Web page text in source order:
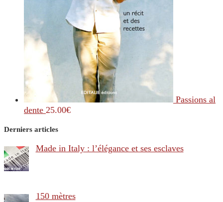
Passions al
dente 25.00€
Derniers articles
Made in Italy : l’élégance et ses esclaves
150 mètres